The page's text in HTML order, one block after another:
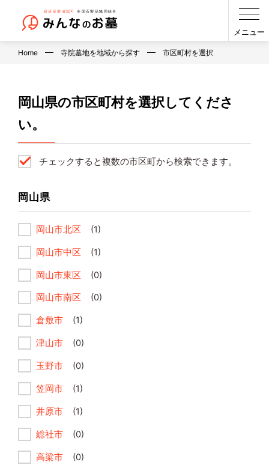
メニュー
Home 寺院墓地を地域から探す 市区町村を選択
岡山県の市区町村を選択してくださ
い。
チェックすると複数の市区町から検索できます。
岡山県
岡山市北区 (1)
岡山市中区 (1)
岡山市東区 (0)
岡山市南区 (0)
倉敷市 (1)
津山市 (0)
玉野市 (0)
笠岡市 (1)
井原市 (1)
総社市 (0)
高梁市 (0)